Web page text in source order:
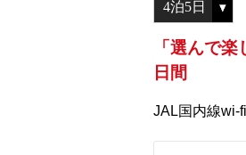
「選んで
日間
JAL国内線wi-